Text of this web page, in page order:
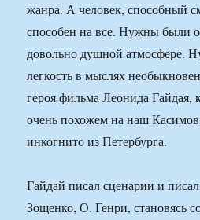
жанра. А человек, способный
способен на все. Нужны были
довольно душной атмосфере.
легкость в мыслях
героя фильма Леонида Гайдая,
очень похожем на наш
инкогнито из Петербурга.
Гайдай писал сценарии и
Зощенко, О. Генри, становясь